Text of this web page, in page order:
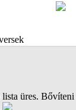
üres.